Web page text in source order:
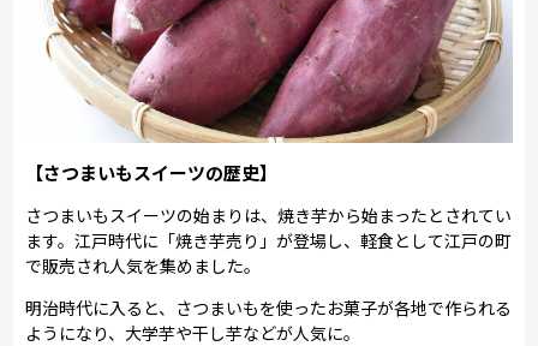
【さつまいもスイーツの歴史】
さつまいもスイーツの始まりは、焼き芋から始まったとされてい
ます。江戸時代に「焼き芋売り」が登場し、軽食として江戸の町
で販売され人気を集めました。
明治時代に入ると、さつまいもを使ったお菓子が各地で作られる
ようになり、大学芋や干し芋などが人気に。